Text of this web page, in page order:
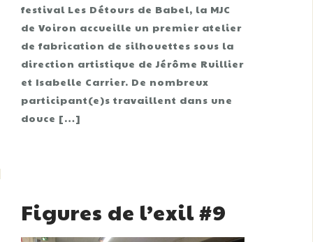
festival Les Détours de Babel, la MJC
de Voiron accueille un premier atelier
de fabrication de silhouettes sous la
direction artistique de Jérôme Ruillier
et Isabelle Carrier. De nombreux
participant(e)s travaillent dans une
douce […]
Figures de l’exil #9